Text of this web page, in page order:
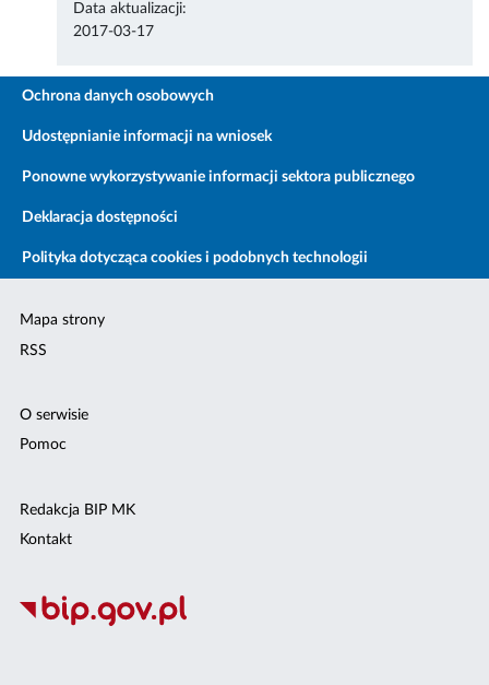
Data aktualizacji:
2017-03-17
Ochrona danych osobowych
Udostępnianie informacji na wniosek
Ponowne wykorzystywanie informacji sektora publicznego
Deklaracja dostępności
Polityka dotycząca cookies i podobnych technologii
Mapa strony
RSS
O serwisie
Pomoc
Redakcja BIP MK
Kontakt